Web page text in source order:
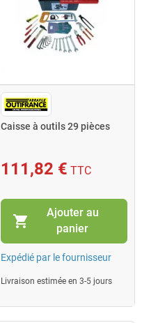
Caisse à outils 29 pièces
111,82 € TTC
shopping_cart
Ajouter au
panier
Expédié par le fournisseur
Livraison estimée en 3-5 jours